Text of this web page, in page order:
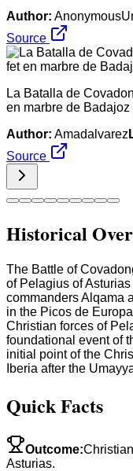
Author:
Source
La Batalla de
en marbre de Badajoz
Author: Amadalvarez
Source
Historical
The Battle of
of Pelagius of
commanders Alqama
in the Picos de
Christian forces of
foundational event of
initial point of the
Iberia after the
Quick Facts
Outcome:
Asturias.